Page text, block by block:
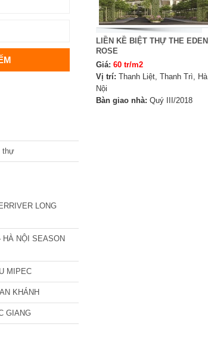
LIỀN KỀ BIỆT THỰ THE EDEN
ROSE
Giá: 60 tr/m2
Vị trí: Thanh Liệt, Thanh Trì, Hà
Nội
Bàn giao nhà: Quý III/2018
thự
LONG
NỘI SEASON
MIPEC
KHÁNH
GIANG